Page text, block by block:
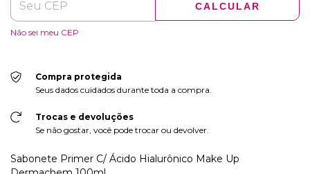
CALCULAR
Não sei meu CEP
Compra protegida
Seus dados cuidados durante toda a compra.
Trocas e devoluções
Se não gostar, você pode trocar ou devolver.
Sabonete Primer C/ Ácido Hialurônico Make Up